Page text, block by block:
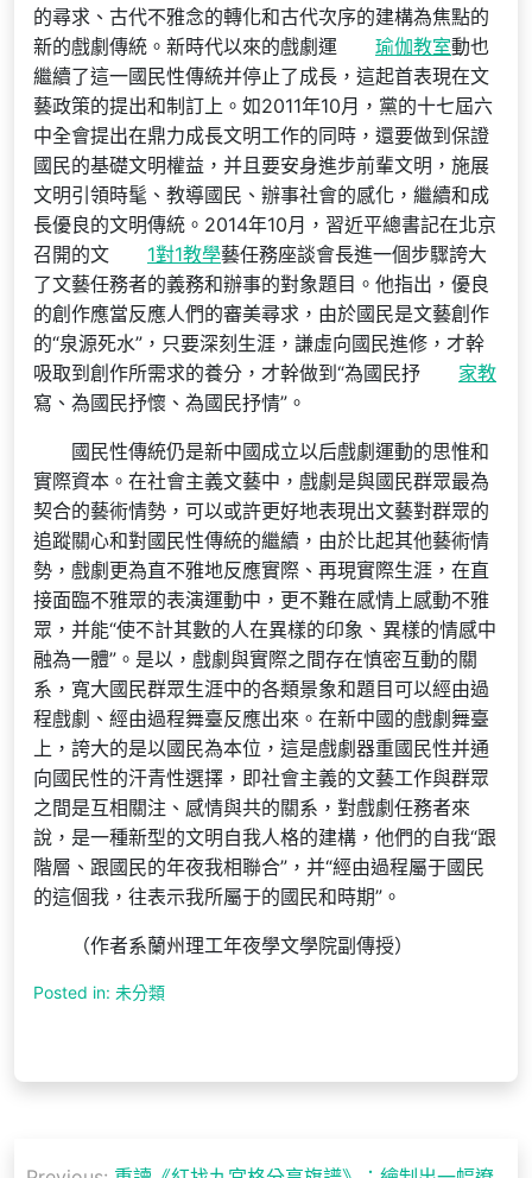
的尋求、古代不雅念的轉化和古代次序的建構為焦點的
新的戲劇傳統。新時代以來的戲劇運
瑜伽教室動也
繼續了這一國民性傳統并停止了成長，這起首表現在文
藝政策的提出和制訂上。如2011年10月，黨的十七屆六
中全會提出在鼎力成長文明工作的同時，還要做到保證
國民的基礎文明權益，并且要安身進步前輩文明，施展
文明引領時髦、教導國民、辦事社會的感化，繼續和成
長優良的文明傳統。2014年10月，習近平總書記在北京
召開的文
1對1教學藝任務座談會長進一個步驟誇大
了文藝任務者的義務和辦事的對象題目。他指出，優良
的創作應當反應人們的審美尋求，由於國民是文藝創作
的“泉源死水”，只要深刻生涯，謙虛向國民進修，才幹
吸取到創作所需求的養分，才幹做到“為國民抒
家教
寫、為國民抒懷、為國民抒情”。
國民性傳統仍是新中國成立以后戲劇運動的思惟和
實際資本。在社會主義文藝中，戲劇是與國民群眾最為
契合的藝術情勢，可以或許更好地表現出文藝對群眾的
追蹤關心和對國民性傳統的繼續，由於比起其他藝術情
勢，戲劇更為直不雅地反應實際、再現實際生涯，在直
接面臨不雅眾的表演運動中，更不難在感情上感動不雅
眾，并能“使不計其數的人在異樣的印象、異樣的情感中
融為一體”。是以，戲劇與實際之間存在慎密互動的關
系，寬大國民群眾生涯中的各類景象和題目可以經由過
程戲劇、經由過程舞臺反應出來。在新中國的戲劇舞臺
上，誇大的是以國民為本位，這是戲劇器重國民性并通
向國民性的汗青性選擇，即社會主義的文藝工作與群眾
之間是互相關注、感情與共的關系，對戲劇任務者來
說，是一種新型的文明自我人格的建構，他們的自我“跟
階層、跟國民的年夜我相聯合”，并“經由過程屬于國民
的這個我，往表示我所屬于的國民和時期”。
（作者系蘭州理工年夜學文學院副傳授）
Posted in: 未分類